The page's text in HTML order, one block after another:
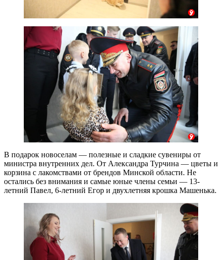
В подарок новоселам — полезные и сладкие сувениры от
министра внутренних дел. От Александра Турчина — цветы и
корзина с лакомствами от брендов Минской области. Не
остались без внимания и самые юные члены семьи — 13-
летний Павел, 6-летний Егор и двухлетняя крошка Машенька.